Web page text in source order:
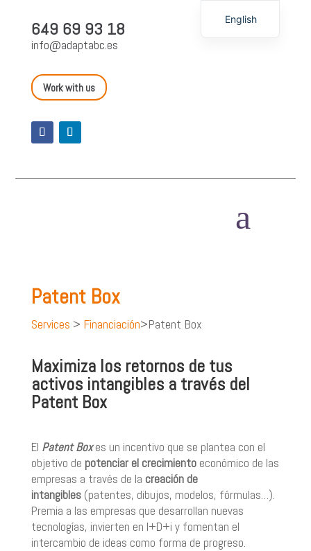
649 69 93 18
info@adaptabc.es
Work with us
a
Patent Box
Services > Financiación>Patent Box
Maximiza los retornos de tus
activos intangibles a través del
Patent Box
El Patent Boxes un incentivo que se plantea con el
objetivo de potenciar el crecimientoeconómico de las
empresas a través de la creación de
intangibles(patentes, dibujos, modelos, fórmulas…).
Premia a las empresas que desarrollan nuevas
tecnologías, invierten en I+D+i y fomentan el
intercambio de ideas como forma de progreso.
English